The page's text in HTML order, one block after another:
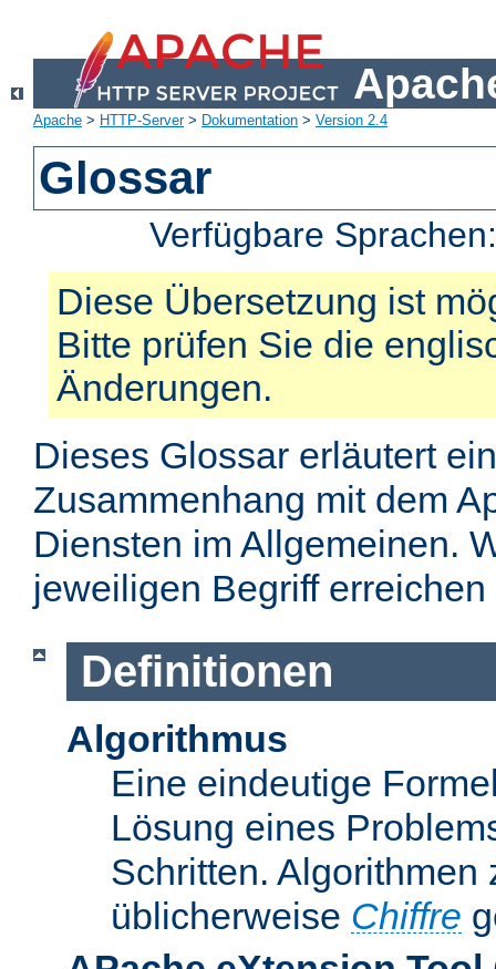
Apache > HTTP-Server> Dokumentation > Version 2.4
Glossar
Verfügbare
Diese Übersetzung ist
Bitte prüfen Sie die
Änderungen.
Dieses Glossar erläutert
Zusammenhang mit dem
Diensten im Allgemeinen.
jeweiligen Begriff
Definitionen
Algorithmus
Eine eindeutige
Lösung eines
Schritten.
üblicherweise Chiffre